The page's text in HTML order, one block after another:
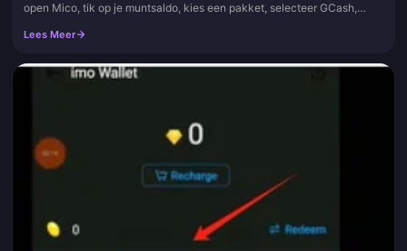
open Mico, tik op je muntsaldo, kies een pakket, selecteer GCash,
Lees Meer